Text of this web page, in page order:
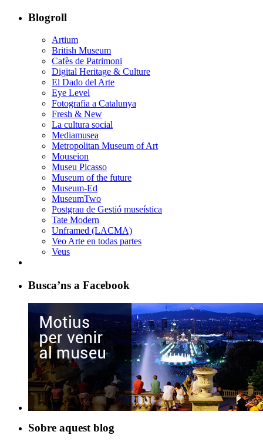
Blogroll
Artium
British Museum
Cafès de Patrimoni
Digital Heritage & Culture
El Dado del Arte
Eye Level
Fotografia a Catalunya
Fresh & New
La cultura social
Mediamusea
Metropolitan Museum of Art
Mouseion
Museu Picasso
Museum of the future
Museum-Ed
MuseumTwo
Postgrau de Gestió museística
Tate Modern
Unframed (LACMA)
Veo Arte en todas partes
Veus
Busca’ns a Facebook
Sobre aquest blog